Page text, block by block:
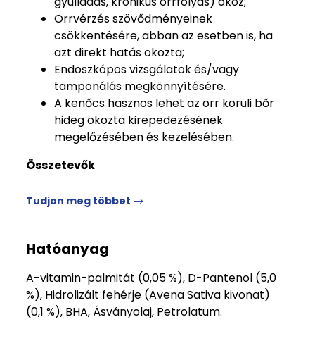
Orrvérzés szövődményeinek
csökkentésére, abban az esetben is, ha
azt direkt hatás okozta;
Endoszkópos vizsgálatok és/vagy
tamponálás megkönnyítésére.
A kenőcs hasznos lehet az orr körüli bőr
hideg okozta kirepedezésének
megelőzésében és kezelésében.
Összetevők
Tudjon meg többet
Hatóanyag
A-vitamin-palmitát (0,05 %), D-Pantenol (5,0
%), Hidrolizált fehérje (Avena Sativa kivonat)
(0,1 %), BHA, Ásványolaj, Petrolatum.